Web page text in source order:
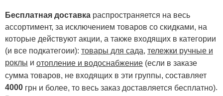
Бесплатная доставка распространяется на весь
ассортимент, за исключением товаров со скидками, на
которые действуют акции, а также входящих в категории
(и все подкатегоии): товары для сада, тележки ручные и
роклы и отопление и водоснабжение (если в заказе
сумма товаров, не входящих в эти группы, составляет
4000 грн и более, то весь заказ доставляется бесплатно).